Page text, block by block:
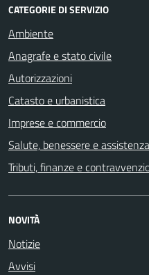
CATEGORIE DI SERVIZIO
Ambiente
Anagrafe e stato civile
Autorizzazioni
Catasto e urbanistica
Imprese e commercio
Salute, benessere e assistenza
Tributi, finanze e
NOVITÀ
Notizie
Avvisi